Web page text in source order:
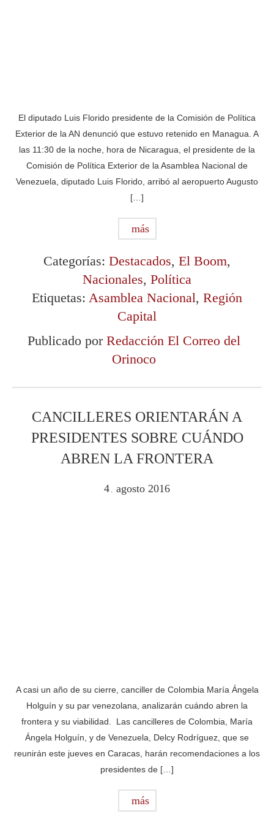
El diputado Luis Florido presidente de la Comisión de Política
Exterior de la AN denunció que estuvo retenido en Managua. A
las 11:30 de la noche, hora de Nicaragua, el presidente de la
Comisión de Política Exterior de la Asamblea Nacional de
Venezuela, diputado Luis Florido, arribó al aeropuerto Augusto
[…]
más
Categorías: Destacados, El Boom,
Nacionales, Política
Etiquetas: Asamblea Nacional, Región
Capital
Publicado por Redacción El Correo del
Orinoco
CANCILLERES ORIENTARÁN A
PRESIDENTES SOBRE CUÁNDO
ABREN LA FRONTERA
4 agosto 2016
A casi un año de su cierre, canciller de Colombia María Ángela
Holguín y su par venezolana, analizarán cuándo abren la
frontera y su viabilidad. Las cancilleres de Colombia, María
Ángela Holguín, y de Venezuela, Delcy Rodríguez, que se
reunirán este jueves en Caracas, harán recomendaciones a los
presidentes de […]
más